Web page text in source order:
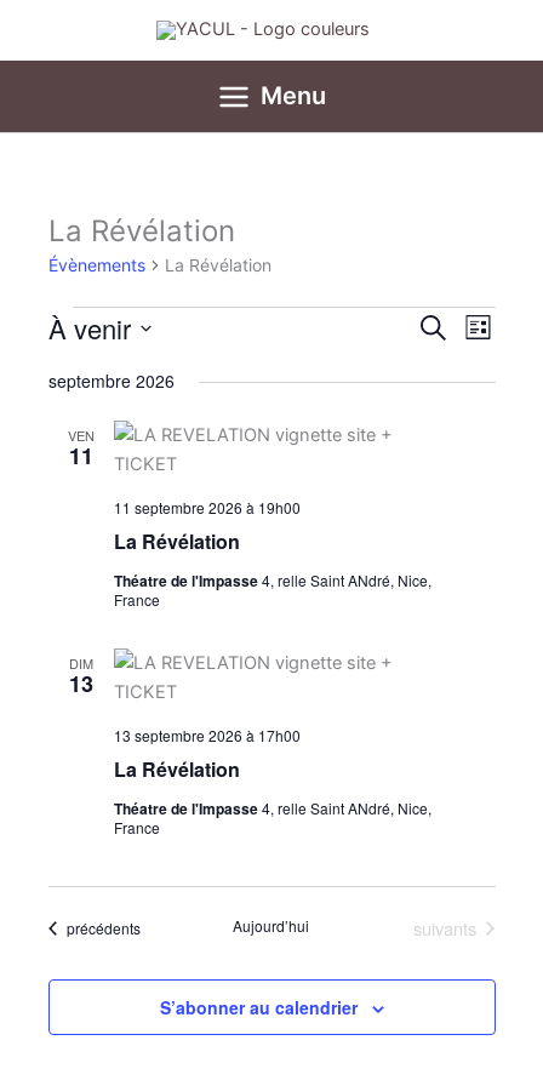
Menu
La Révélation
Évènements La Révélation
Évènements
Recherche
navigation
Recherche
vues
Liste
À venir
une
septembre 2026
VEN
11
La Révélation
11 septembre 2026 à 19h00
Théatre de l'Impasse4, relle Saint ANdré, Nice,
France
DIM
13
La Révélation
13 septembre 2026 à 17h00
Théatre de l'Impasse4, relle Saint ANdré, Nice,
France
Évènements
précédents Aujourd’hui Évènements
suivants
S’abonner au calendrier